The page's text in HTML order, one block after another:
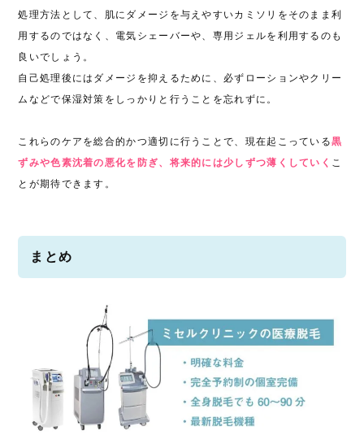
処理方法として、肌にダメージを与えやすいカミソリをそのまま利
用するのではなく、電気シェーバーや、専用ジェルを利用するのも
良いでしょう。
自己処理後にはダメージを抑えるために、必ずローションやクリー
ムなどで保湿対策をしっかりと行うことを忘れずに。
これらのケアを総合的かつ適切に行うことで、現在起こっている黒
ずみや色素沈着の悪化を防ぎ、将来的には少しずつ薄くしていく こ
とが期待できます。
まとめ